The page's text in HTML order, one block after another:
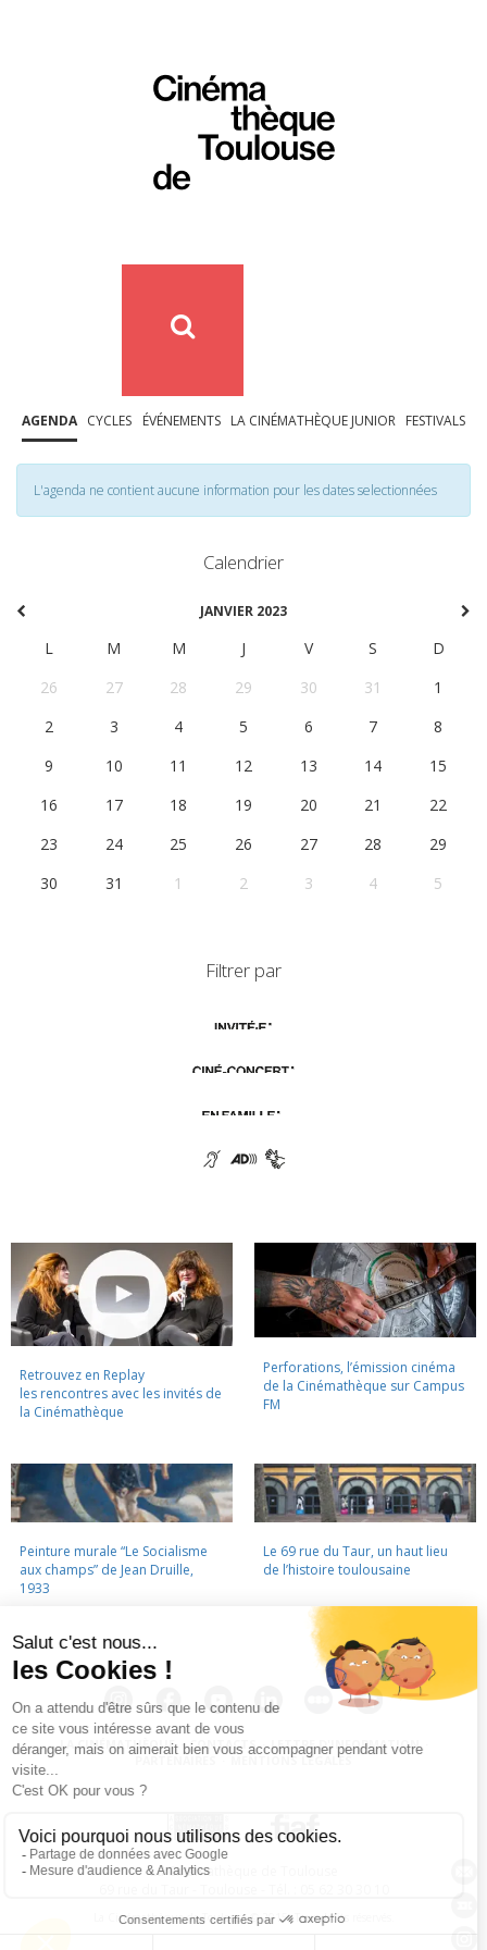
AGENDA CYCLES ÉVÉNEMENTS LA CINÉMATHÈQUE JUNIOR FESTIVALS
L'agenda ne contient aucune information pour les dates selectionnées
Calendrier
JANVIER 2023
L M M J V S
D
26
27 28 29 30 31
1
2
3 4 5 6 7
8
9
10 11 12 13 14
15
16
17 18 19 20 21
22
23
24 25 26 27 28
29
30
31 1 2 3 4 5
Filtrer par
Retrouvez en Replay
les rencontres avec les invités de
la Cinémathèque
Perforations, l’émission cinéma
de la Cinémathèque sur Campus
FM
Peinture murale “Le Socialisme
aux champs” de Jean Druille,
1933
Le 69 rue du Taur, un haut lieu
de l’histoire toulousaine
LA CINÉMATHÈQUE CONTACTS · LETTRE D'INFORMATION
PARTENAIRES · MENTIONS LÉGALES
La Cinémathèque de Toulouse
La Cinémathèque de Toulouse © 2015. Tous droits réservés.